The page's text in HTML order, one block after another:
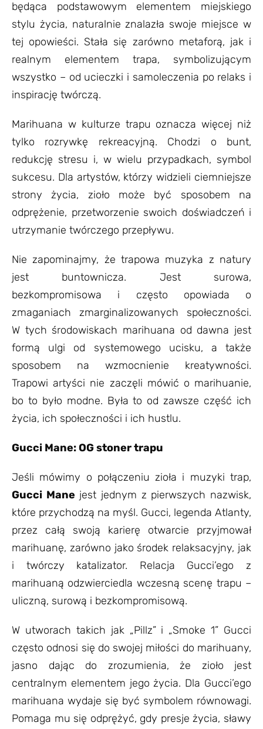
będąca podstawowym elementem miejskiego
stylu życia, naturalnie znalazła swoje miejsce w
tej opowieści. Stała się zarówno metaforą, jak i
realnym elementem trapa, symbolizującym
wszystko – od ucieczki i samoleczenia po relaks i
inspirację twórczą.
Marihuana w kulturze trapu oznacza więcej niż
tylko rozrywkę rekreacyjną. Chodzi o bunt,
redukcję stresu i, w wielu przypadkach, symbol
sukcesu. Dla artystów, którzy widzieli ciemniejsze
strony życia, zioło może być sposobem na
odprężenie, przetworzenie swoich doświadczeń i
utrzymanie twórczego przepływu.
Nie zapominajmy, że trapowa muzyka z natury
jest buntownicza. Jest surowa,
bezkompromisowa i często opowiada o
zmaganiach zmarginalizowanych społeczności.
W tych środowiskach marihuana od dawna jest
formą ulgi od systemowego ucisku, a także
sposobem na wzmocnienie kreatywności.
Trapowi artyści nie zaczęli mówić o marihuanie,
bo to było modne. Była to od zawsze część ich
życia, ich społeczności i ich hustlu.
Gucci Mane: OG stoner trapu
Jeśli mówimy o połączeniu zioła i muzyki trap,
Gucci Mane jest jednym z pierwszych nazwisk,
które przychodzą na myśl. Gucci, legenda Atlanty,
przez całą swoją karierę otwarcie przyjmował
marihuanę, zarówno jako środek relaksacyjny, jak
i twórczy katalizator. Relacja Gucci’ego z
marihuaną odzwierciedla wczesną scenę trapu –
uliczną, surową i bezkompromisową.
W utworach takich jak „Pillz” i „Smoke 1” Gucci
często odnosi się do swojej miłości do marihuany,
jasno dając do zrozumienia, że zioło jest
centralnym elementem jego życia. Dla Gucci’ego
marihuana wydaje się być symbolem równowagi.
Pomaga mu się odprężyć, gdy presje życia, sławy